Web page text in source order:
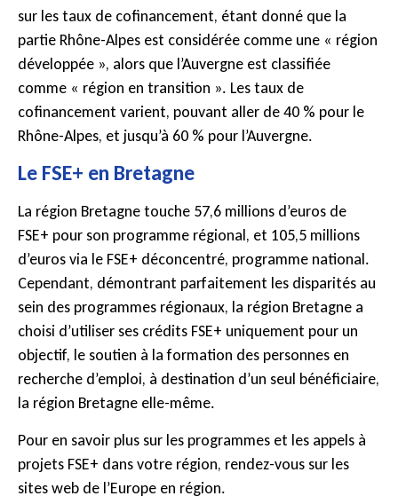
sur les taux de cofinancement, étant donné que la
partie Rhône-Alpes est considérée comme une « région
développée », alors que l’Auvergne est classifiée
comme « région en transition ». Les taux de
cofinancement varient, pouvant aller de 40 % pour le
Rhône-Alpes, et jusqu’à 60 % pour l’Auvergne.
Le FSE+ en Bretagne
La région Bretagne touche 57,6 millions d’euros de
FSE+ pour son programme régional, et 105,5 millions
d’euros via le FSE+ déconcentré, programme national.
Cependant, démontrant parfaitement les disparités au
sein des programmes régionaux, la région Bretagne a
choisi d’utiliser ses crédits FSE+ uniquement pour un
objectif, le soutien à la formation des personnes en
recherche d’emploi, à destination d’un seul bénéficiaire,
la région Bretagne elle-même.
Pour en savoir plus sur les programmes et les appels à
projets FSE+ dans votre région, rendez-vous sur les
sites web de l’Europe en région.